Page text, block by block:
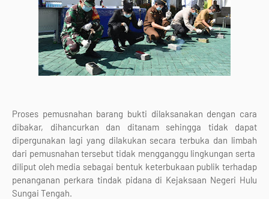
Proses pemusnahan barang bukti dilaksanakan dengan cara
dibakar, dihancurkan dan ditanam sehingga tidak dapat
dipergunakan lagi yang dilakukan secara terbuka dan limbah
dari pemusnahan tersebut tidak mengganggu lingkungan serta
diliput oleh media sebagai bentuk keterbukaan publik terhadap
penanganan perkara tindak pidana di Kejaksaan Negeri Hulu
Sungai Tengah.